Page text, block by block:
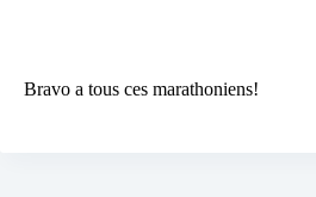
Bravo a tous ces marathoniens!